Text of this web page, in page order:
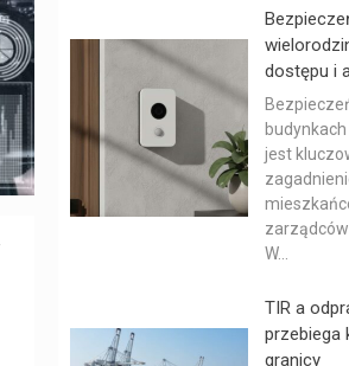
dostępu i
jest
W...
TIR a
przebiega
granicy